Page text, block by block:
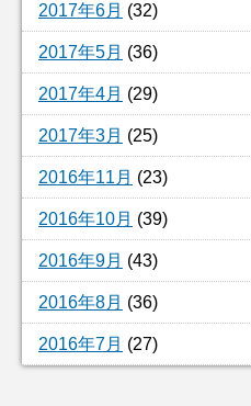
2017年6月 (32)
2017年5月 (36)
2017年4月 (29)
2017年3月 (25)
2016年11月 (23)
2016年10月 (39)
2016年9月 (43)
2016年8月 (36)
2016年7月 (27)